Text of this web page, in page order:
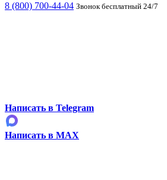
8 (800) 700-44-04 Звонок бесплатный 24/7
Написать в Telegram
Написать в MAX